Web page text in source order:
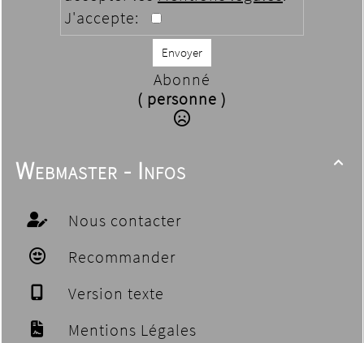
J'accepte:
Envoyer
Abonné
( personne )

Webmaster - Infos
Nous contacter
Recommander
Version texte
Mentions Légales